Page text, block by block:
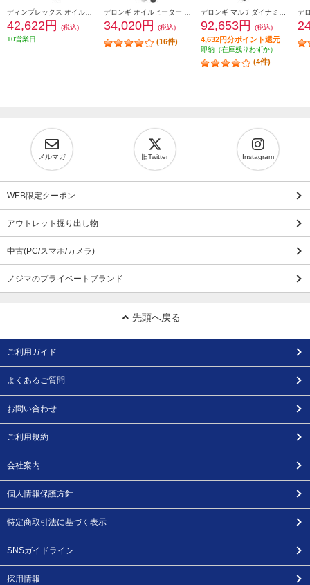
42,622円
(税込)
10営業日
34,020円 (税込)
(16件)
92,653円 (税込)
4,632円分ポイント還元
即納（在庫残りわずか）
(4件)
メルマガ 旧Twitter Instagram
WEB限定クーポン
アウトレット掘り出し物
中古(PC/スマホ/カメラ)
ノジマのプライベートブランド
先頭へ戻る
ご利用ガイド
よくあるご質問
お問い合わせ
ご利用規約
会社案内
個人情報保護方針
特定商取引法に基づく表示
SNSガイドライン
採用情報